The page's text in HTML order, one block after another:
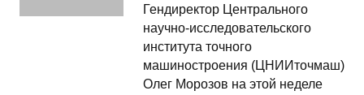
Гендиректор Центрального
научно-исследовательского
института точного
машиностроения (ЦНИИточмаш)
Олег Морозов на этой неделе